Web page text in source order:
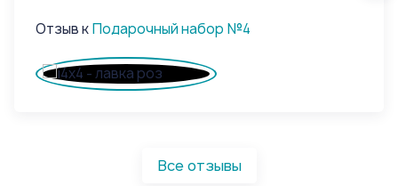
Отзыв кПодарочный набор №4
Все отзывы